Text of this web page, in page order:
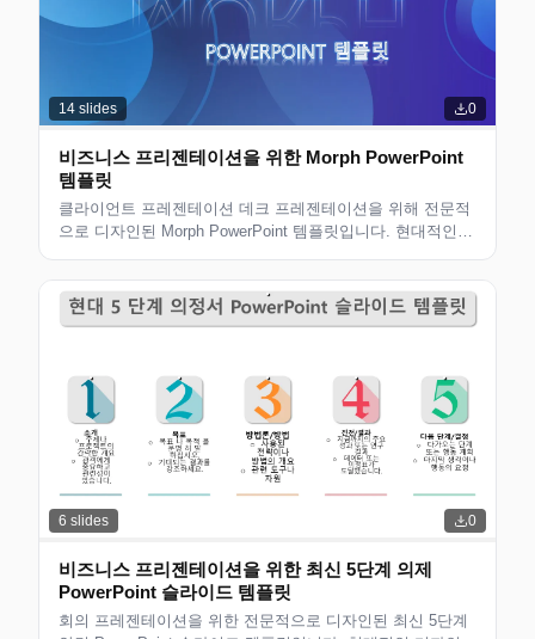
14 slides 0
비즈니스 프리젠테이션을 위한 Morph PowerPoint
템플릿
클라이언트 프레젠테이션 데크 프레젠테이션을 위해 전문적
으로 디자인된 Morph PowerPoint 템플릿입니다. 현대적인
트 및 팀에 적합합니다. 사용자 정의할 수 있는 깔끔한 레이
아웃입니다.
6 slides 0
비즈니스 프리젠테이션을 위한 최신 5단계 의제
PowerPoint 슬라이드 템플릿
회의 프레젠테이션을 위한 전문적으로 디자인된 최신 5단계